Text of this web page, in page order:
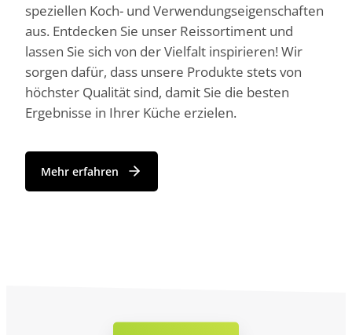
speziellen Koch- und Verwendungseigenschaften
aus. Entdecken Sie unser Reissortiment und
lassen Sie sich von der Vielfalt inspirieren! Wir
sorgen dafür, dass unsere Produkte stets von
höchster Qualität sind, damit Sie die besten
Ergebnisse in Ihrer Küche erzielen.
Mehr erfahren